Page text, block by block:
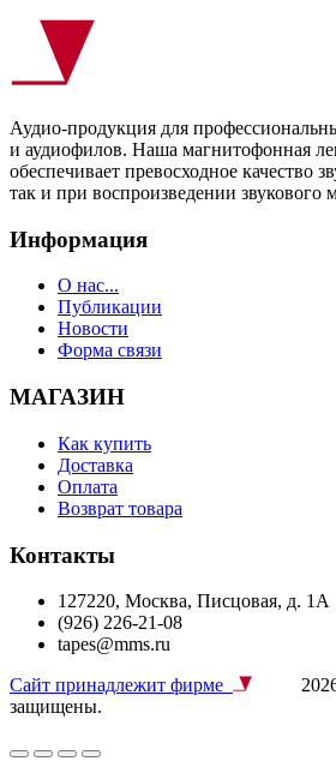
Аудио-продукция для
и аудиофилов. Наша магнитофонная
обеспечивает превосходное качество
так и при воспроизведении звукового
Информация
О нас...
Публикации
Новости
Форма связи
МАГАЗИН
Как купить
Доставка
Оплата
Возврат товара
Контакты
127220, Москва, Писцовая, д. 1А
(926) 226-21-08
tapes@mms.ru
Сайт принадлежит фирме
защищены.